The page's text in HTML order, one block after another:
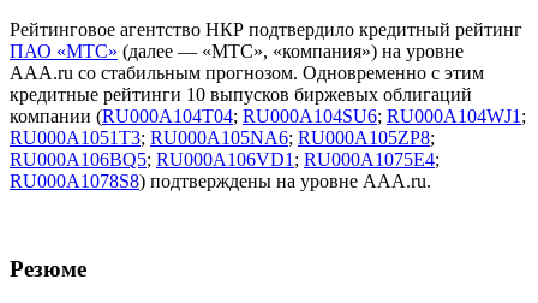
Рейтинговое агентство НКР подтвердило кредитный рейтинг
ПАО «МТС» (далее — «МТС», «компания») на уровне
AAA.ru со стабильным прогнозом. Одновременно с этим
кредитные рейтинги 10 выпусков биржевых облигаций
компании (RU000A104T04; RU000A104SU6; RU000A104WJ1 ;
RU000A1051T3; RU000A105NA6; RU000A105ZP8;
RU000A106BQ5; RU000A106VD1 ; RU000A1075E4;
RU000A1078S8) подтверждены на уровне ААA.ru.
Резюме